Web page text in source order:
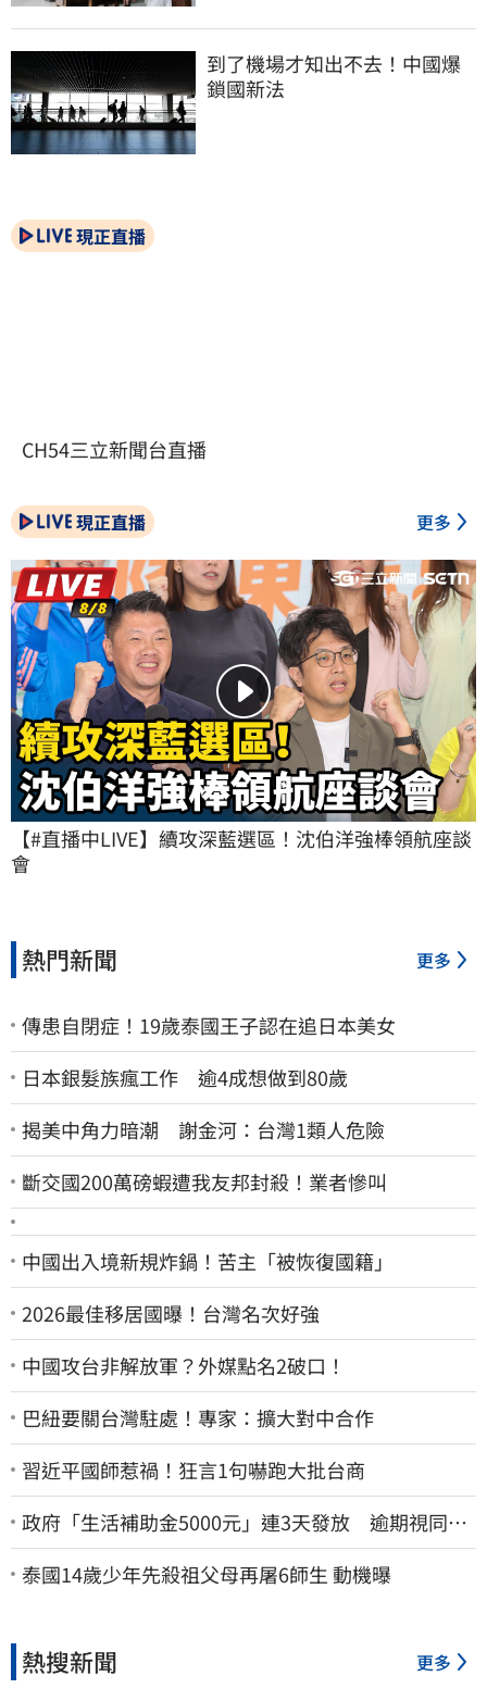
到了機場才知出不去！中國爆
鎖國新法
現正直播
CH54三立新聞台直播
現正直播 更多
【#直播中LIVE】續攻深藍選區！沈伯洋強棒領航座談
會
熱門新聞 更多
傳患自閉症！19歲泰國王子認在追日本美女
日本銀髮族瘋工作 逾4成想做到80歲
揭美中角力暗潮 謝金河：台灣1類人危險
斷交國200萬磅蝦遭我友邦封殺！業者慘叫
中國出入境新規炸鍋！苦主「被恢復國籍」
2026最佳移居國曝！台灣名次好強
中國攻台非解放軍？外媒點名2破口！
巴紐要關台灣駐處！專家：擴大對中合作
習近平國師惹禍！狂言1句嚇跑大批台商
政府「生活補助金5000元」連3天發放 逾期視同放
棄
泰國14歲少年先殺祖父母再屠6師生 動機曝
熱搜新聞 更多